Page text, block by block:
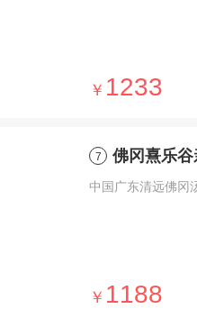
￥ 1233
7 佛冈熹乐
中国广东清远佛冈
￥ 1188